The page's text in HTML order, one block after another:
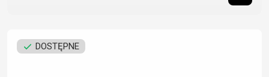
DOSTĘPNE